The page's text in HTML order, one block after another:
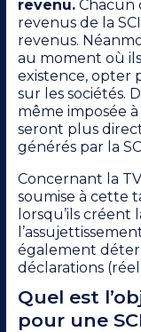
revenu. Chacun
revenus de la
revenus.
au moment où
existence, opter
sur les sociétés.
même imposée à
seront plus
générés par la
Concernant la
soumise à cette
lorsqu’ils créent
également
déclarations
Quel est
pour une